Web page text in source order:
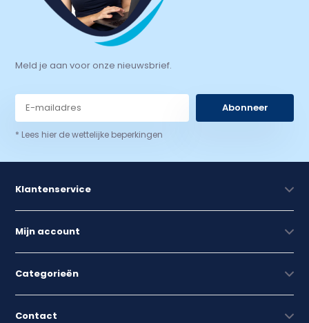
Meld je aan voor onze nieuwsbrief.
Abonneer
* Lees hier de wettelijke beperkingen
Klantenservice
Mijn account
Categorieën
Contact